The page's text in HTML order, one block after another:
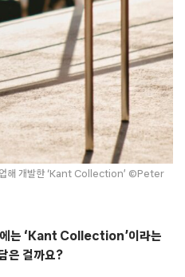
업해 개발한 ‘Kant Collection’ ©Peter
에는 ‘Kant Collection’이라는
은 걸까요?